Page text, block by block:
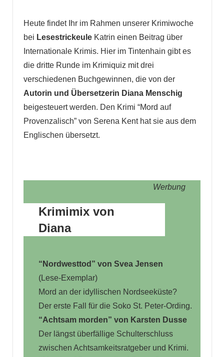
Heute findet Ihr im Rahmen unserer Krimiwoche
bei LesestrickeuleKatrin einen Beitrag über
Internationale Krimis. Hier im Tintenhain gibt es
die dritte Runde im Krimiquiz mit drei
verschiedenen Buchgewinnen, die von der
Autorin und Übersetzerin Diana Menschig
beigesteuert werden. Den Krimi “Mord auf
Provenzalisch” von Serena Kent hat sie aus dem
Englischen übersetzt.
Werbung
Krimimix von
Diana
“Nordwesttod” von Svea Jensen
(Lese-Exemplar)
Mord an der idyllischen Nordseeküste?
Der erste Fall für die Soko St. Peter-Ording.
“Achtsam morden” von Karsten Dusse
Der längst überfällige Schulterschluss
zwischen Achtsamkeitsratgeber und Krimi.